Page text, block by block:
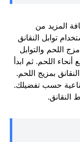
المزيد من
توابل النقانق
اللحم والتوابل
اللحم. ثم ابدأ
بمزيج اللحم.
حسب تفضيلك.
النقانق.